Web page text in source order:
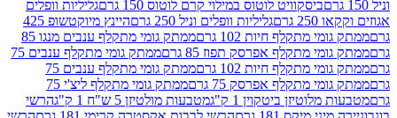
ביסקוויט לוטוס במילוי קרם לוטוס 150 גרם
גליליות וופלים
גרם
גליליות וופלים וניל 250 גרם
היינץ מיוקטשופ 425
מתקלף חיות 102 גרם
ממתק גומי מתקלף ענבים מנגו 85
מתקלף אפרסק תפוז 85 גרם
ממתק גומי מתקלף ענבים 75
מתקלף חיות 102 גרם
ממתק גומי מתקלף ענבים 75
מתקלף אפרסק 75 גרם
ממתק גומי מתקלף ליצ'י 75
ביטקוין 1 ק"ג
מטבעות מולטיזן 5 ש"ח 1 ק"ג
הרשי